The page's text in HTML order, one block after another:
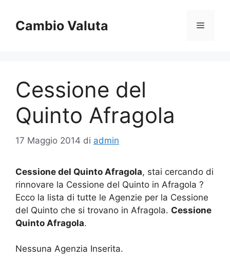
contenuto
Cambio Valuta Menu
Cessione del
Quinto Afragola
17 Maggio 2014 di admin
Cessione del Quinto Afragola, stai cercando di
rinnovare la Cessione del Quinto in Afragola ?
Ecco la lista di tutte le Agenzie per la Cessione
del Quinto che si trovano in Afragola. Cessione
Quinto Afragola.
Nessuna Agenzia Inserita.